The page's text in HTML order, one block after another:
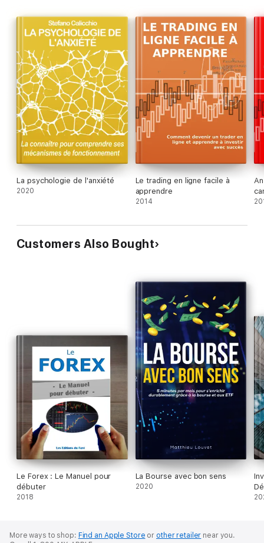
La psychologie de l'anxiété
2020
Le trading en ligne facile à
apprendre
2014
Customers Also Bought
Le Forex : Le Manuel pour
débuter
2018
La Bourse avec bon sens
2020
More ways to shop: Find an Apple Store or other retailer near you.